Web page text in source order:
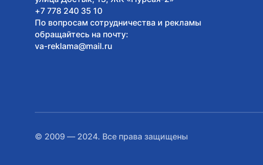
+7 778 240 35 10
По вопросам сотрудничества и рекламы
обращайтесь на почту:
va-reklama@mail.ru
© 2009 — 2024. Все права защищены